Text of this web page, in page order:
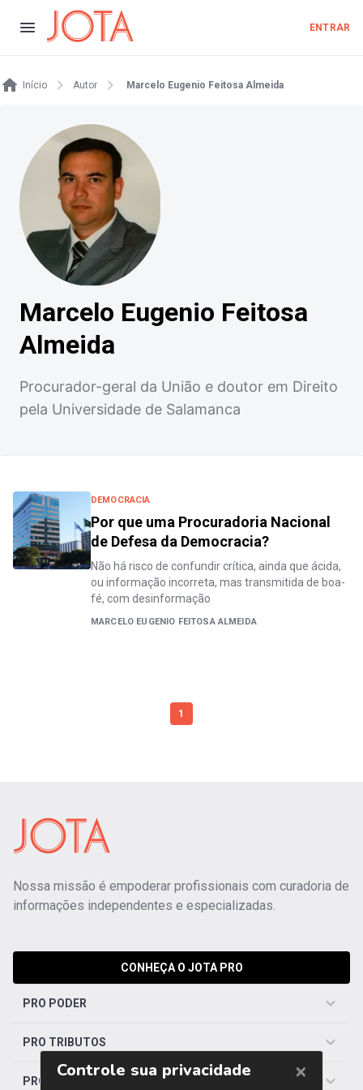
ENTRAR
Início Autor Marcelo Eugenio Feitosa Almeida
Marcelo Eugenio Feitosa
Almeida
Procurador-geral da União e doutor em Direito
pela Universidade de Salamanca
DEMOCRACIA
Por que uma Procuradoria Nacional
de Defesa da Democracia?
Não há risco de confundir crítica, ainda que ácida,
ou informação incorreta, mas transmitida de boa-
fé, com desinformação
MARCELO EUGENIO FEITOSA ALMEIDA
1
Nossa missão é empoderar profissionais com curadoria de
informações independentes e especializadas.
CONHEÇA O JOTA PRO
PRO PODER
PRO TRIBUTOS
PRO TRABALHISTA